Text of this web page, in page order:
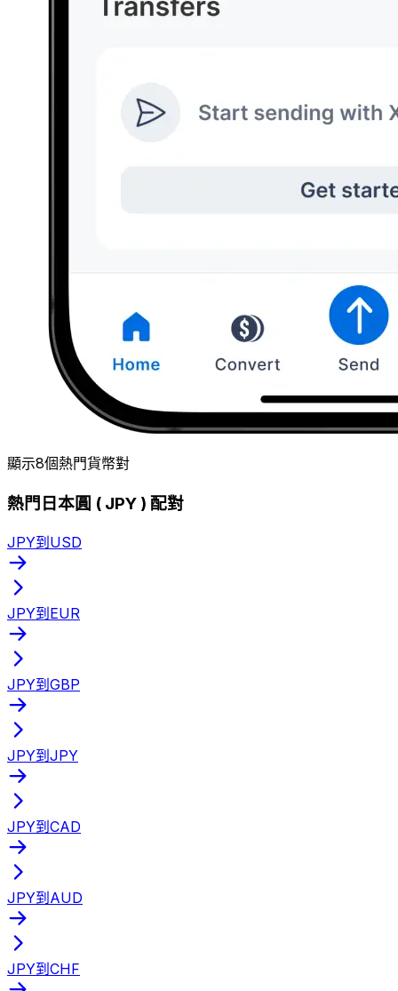
顯示8個熱門貨幣對
熱門日本圓 ( JPY ) 配對
JPY到USD
JPY到EUR
JPY到GBP
JPY到JPY
JPY到CAD
JPY到AUD
JPY到CHF